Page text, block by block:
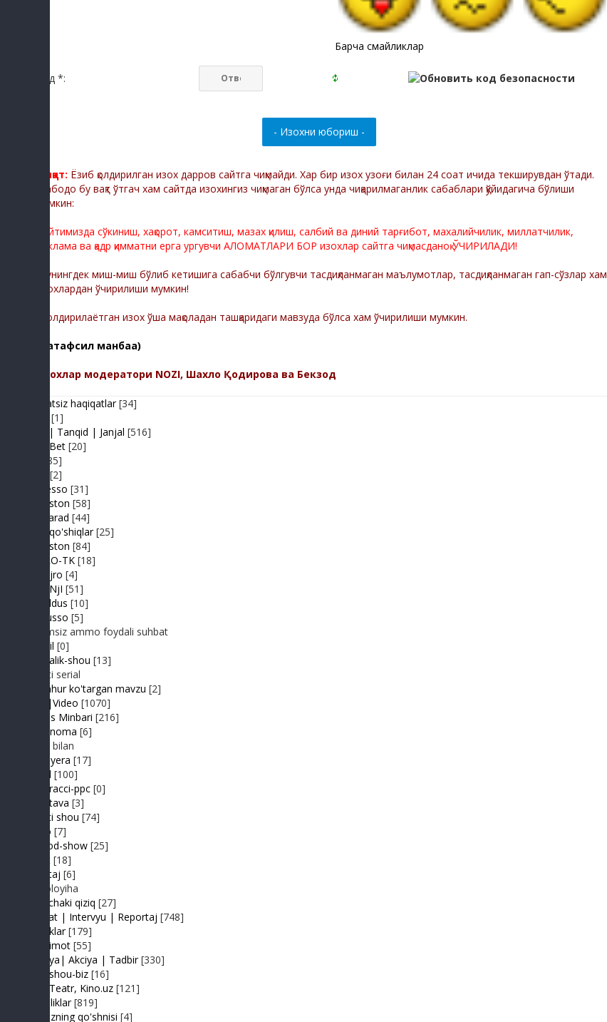
Барча смайликлар
Код *:
Диққат: Ёзиб қолдирилган изох дарров сайтга чиқмайди. Хар бир изох узоғи билан 24 соат ичида текширувдан ўтади.
Мабодо бу вақт ўтгач хам сайтда изохингиз чиқмаган бўлса унда чиқарилмаганлик сабаблари қўйидагича бўлиши
мумкин:
Сайтимизда сўкиниш, хақорот, камситиш, мазах қилиш, салбий ва диний тарғибот, махалийчилик, миллатчилик,
реклама ва қадр қимматни ерга ургувчи АЛОМАТЛАРИ БОР изохлар сайтга чиқмасданоқ ЎЧИРИЛАДИ!
Шунингдек миш-миш бўлиб кетишига сабабчи бўлгувчи тасдиқланмаган маълумотлар, тасдиқланмаган гап-сўзлар хам
изохлардан ўчирилиши мумкин!
-Қолдирилаётган изох ўша мақоладан ташқаридаги мавзуда бўлса хам ўчирилиши мумкин.
(батафсил манбаа)
Изохлар модератори NOZI, Шахло Қодирова ва Бекзод
Adolatsiz haqiqatlar [34]
[1]
Baxs| Tanqid | Janjal [516]
BeshBet [20]
[85]
[2]
Expresso [31]
FIKRiston [58]
Hit-Parad [44]
Ijara qo'shiqlar [25]
IJODiston [84]
IMPRO-TK [18]
Jonli ijro [4]
JuMaNjI [51]
JurYuldus [10]
Kaktusso [5]
Yoqimsiz ammo foydali suhbat
Kongil [0]
Kundalik-shou [13]
Realiti serial
Mashhur ko'targan mavzu [2]
MP3|Video [1070]
Muhlis Minbari [216]
Ovoznoma [6]
Luiza bilan
Premyera [17]
Prikol [100]
Paparacci-ppc [0]
Podstava [3]
Realiti shou [74]
Retro [7]
Sayyod-show [25]
Sport [18]
Shantaj [6]
Videoloyiha
Shunchaki qiziq [27]
Suhbat | Intervyu | Reportaj [748]
Tabriklar [179]
Taqdimot [55]
Hayriya| Akciya | Tadbir [330]
Turk shou-biz [16]
TV | Teatr, Kino.uz [121]
Yangiliklar [819]
Yulduzning qo'shnisi [4]